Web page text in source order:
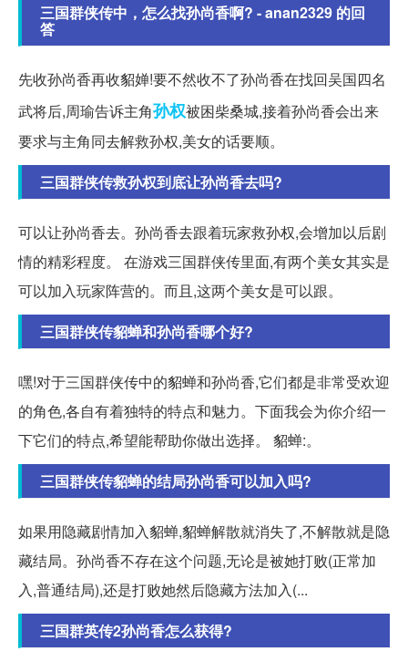
三国群侠传中，怎么找孙尚香啊? - anan2329 的回
答
先收孙尚香再收貂婵!要不然收不了孙尚香在找回吴国四名
武将后,周瑜告诉主角孙权被困柴桑城,接着孙尚香会出来
要求与主角同去解救孙权,美女的话要顺。
三国群侠传救孙权到底让孙尚香去吗?
可以让孙尚香去。孙尚香去跟着玩家救孙权,会增加以后剧
情的精彩程度。 在游戏三国群侠传里面,有两个美女其实是
可以加入玩家阵营的。而且,这两个美女是可以跟。
三国群侠传貂蝉和孙尚香哪个好?
嘿!对于三国群侠传中的貂蝉和孙尚香,它们都是非常受欢迎
的角色,各自有着独特的特点和魅力。下面我会为你介绍一
下它们的特点,希望能帮助你做出选择。 貂蝉:。
三国群侠传貂蝉的结局孙尚香可以加入吗?
如果用隐藏剧情加入貂蝉,貂蝉解散就消失了,不解散就是隐
藏结局。孙尚香不存在这个问题,无论是被她打败(正常加
入,普通结局),还是打败她然后隐藏方法加入(...
三国群英传2孙尚香怎么获得?